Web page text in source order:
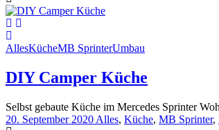
AllesKücheMB SprinterUmbau
DIY Camper Küche
Selbst gebaute Küche im Mercedes Sprinter
20. September 2020 Alles, Küche, MB Sprinter,